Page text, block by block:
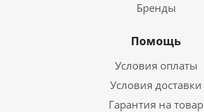
Бренды
Помощь
Условия оплаты
Условия доставки
Гарантия на товар